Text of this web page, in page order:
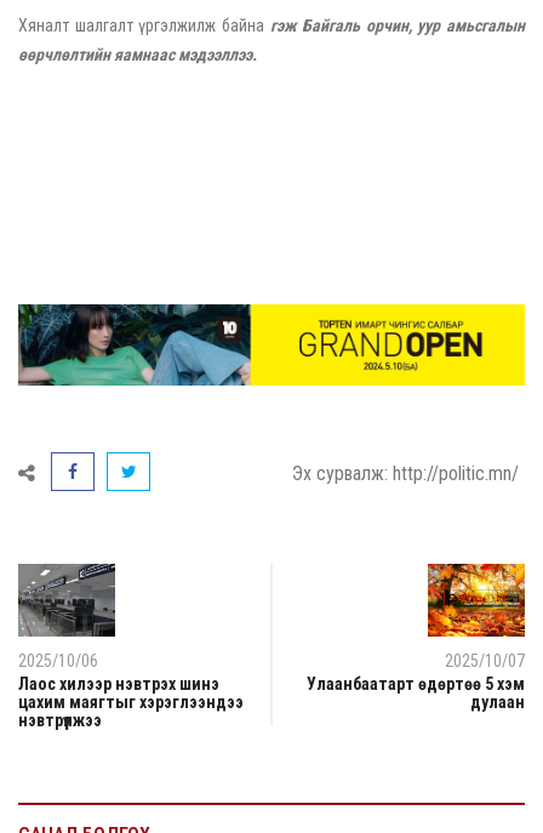
Хяналт шалгалт үргэлжилж байна гэж Байгаль орчин, уур амьсгалын
өөрчлөлтийн яамнаас мэдээллээ.
Эх сурвалж: http://politic.mn/
2025/10/06
Лаос хилээр нэвтрэх шинэ
цахим маягтыг хэрэглээндээ
нэвтрүүлжээ
2025/10/07
Улаанбаатарт өдөртөө 5 хэм
дулаан